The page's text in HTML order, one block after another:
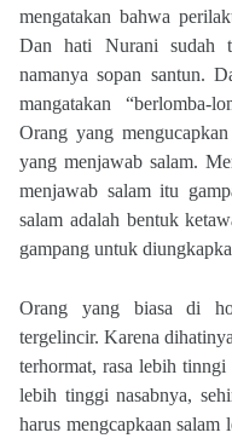
mengatakan bahwa
Dan hati Nurani sudah
namanya sopan santun.
mangatakan “berlomba-
Orang yang
yang menjawab salam.
menjawab salam itu
salam adalah bentuk
gampang untuk
Orang yang biasa di
tergelincir. Karena
terhormat, rasa lebih tinngi
lebih tinggi nasabnya,
harus mengcapkaan